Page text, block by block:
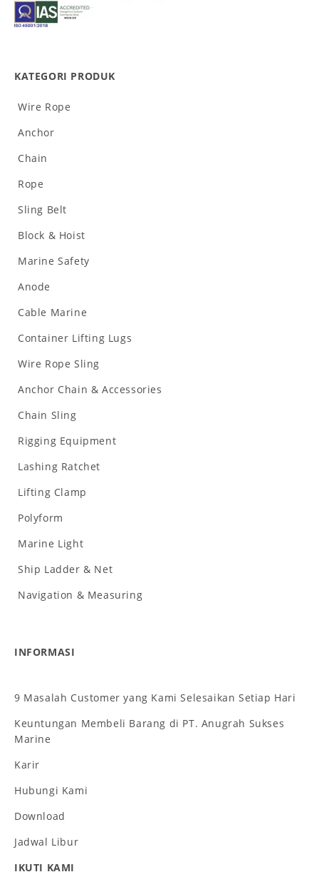
KATEGORI PRODUK
Wire Rope
Anchor
Chain
Rope
Sling Belt
Block & Hoist
Marine Safety
Anode
Cable Marine
Container Lifting Lugs
Wire Rope Sling
Anchor Chain & Accessories
Chain Sling
Rigging Equipment
Lashing Ratchet
Lifting Clamp
Polyform
Marine Light
Ship Ladder & Net
Navigation & Measuring
INFORMASI
9 Masalah Customer yang Kami Selesaikan Setiap Hari
Keuntungan Membeli Barang di PT. Anugrah Sukses
Marine
Karir
Hubungi Kami
Download
Jadwal Libur
IKUTI KAMI